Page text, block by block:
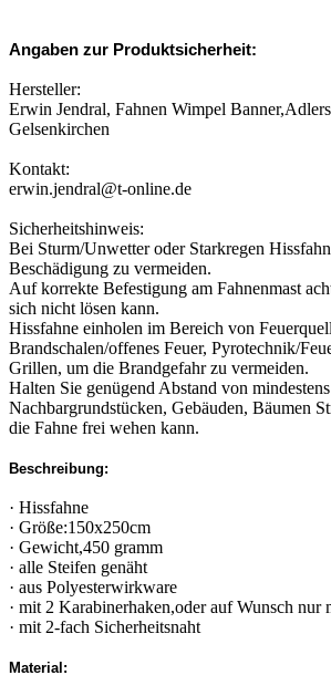
Angaben zur Produktsicherheit:
Hersteller:
Erwin Jendral, Fahnen Wimpel
Gelsenkirchen
Kontakt:
erwin.jendral@t-online.de
Sicherheitshinweis:
Bei Sturm/Unwetter oder Starkregen
Beschädigung zu vermeiden.
Auf korrekte Befestigung am Fahnenmast
sich nicht lösen kann.
Hissfahne einholen im Bereich von
Brandschalen/offenes Feuer, Pyrotechnik/
Grillen, um die Brandgefahr zu vermeiden.
Halten Sie genügend Abstand von
Nachbargrundstücken, Gebäuden, Bäumen
die Fahne frei wehen kann.
Beschreibung:
· Hissfahne
· Größe:150x250cm
· Gewicht,450 gramm
· alle Steifen genäht
· aus Polyesterwirkware
· mit 2 Karabinerhaken,oder auf Wunsch nur
· mit 2-fach Sicherheitsnaht
Material: